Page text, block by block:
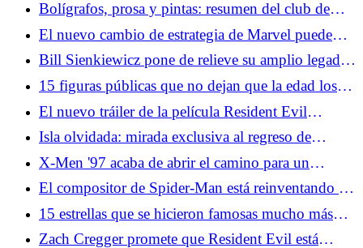
Bolígrafos, prosa y pintas: resumen del club de
escritura SDCC de Wattpad
El nuevo cambio de estrategia de Marvel puede
poner fin a sus programas de acción en vivo
Bill Sienkiewicz pone de relieve su amplio legado
en un nuevo documental
15 figuras públicas que no dejan que la edad los
defina
El nuevo tráiler de la película Resident Evil
confirma que los fanáticos de OG están al volante
Isla olvidada: mirada exclusiva al regreso de
DreamWorks Animation a los días de gloria de los
90
X-Men '97 acaba de abrir el camino para un
personaje favorito de los fanáticos
El compositor de Spider-Man está reinventando el
tema de Spidey en Brand New Day
15 estrellas que se hicieron famosas mucho más
tarde de lo que crees
Zach Cregger promete que Resident Evil está